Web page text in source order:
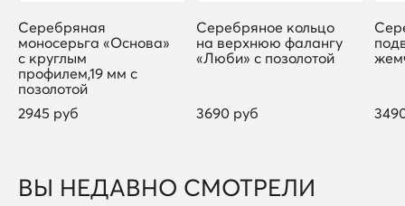
Серебряная
моносерьга «Основа»
с круглым
профилем,19 мм с
позолотой
2945 руб
Серебряное кольцо
на верхнюю фалангу
«Люби» с позолотой
3690 руб
ВЫ НЕДАВНО СМОТРЕЛИ